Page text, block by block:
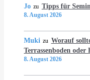
Jo zu Tipps für
8. August 2026
Muki zu Worauf
Terrassenboden oder
8. August 2026